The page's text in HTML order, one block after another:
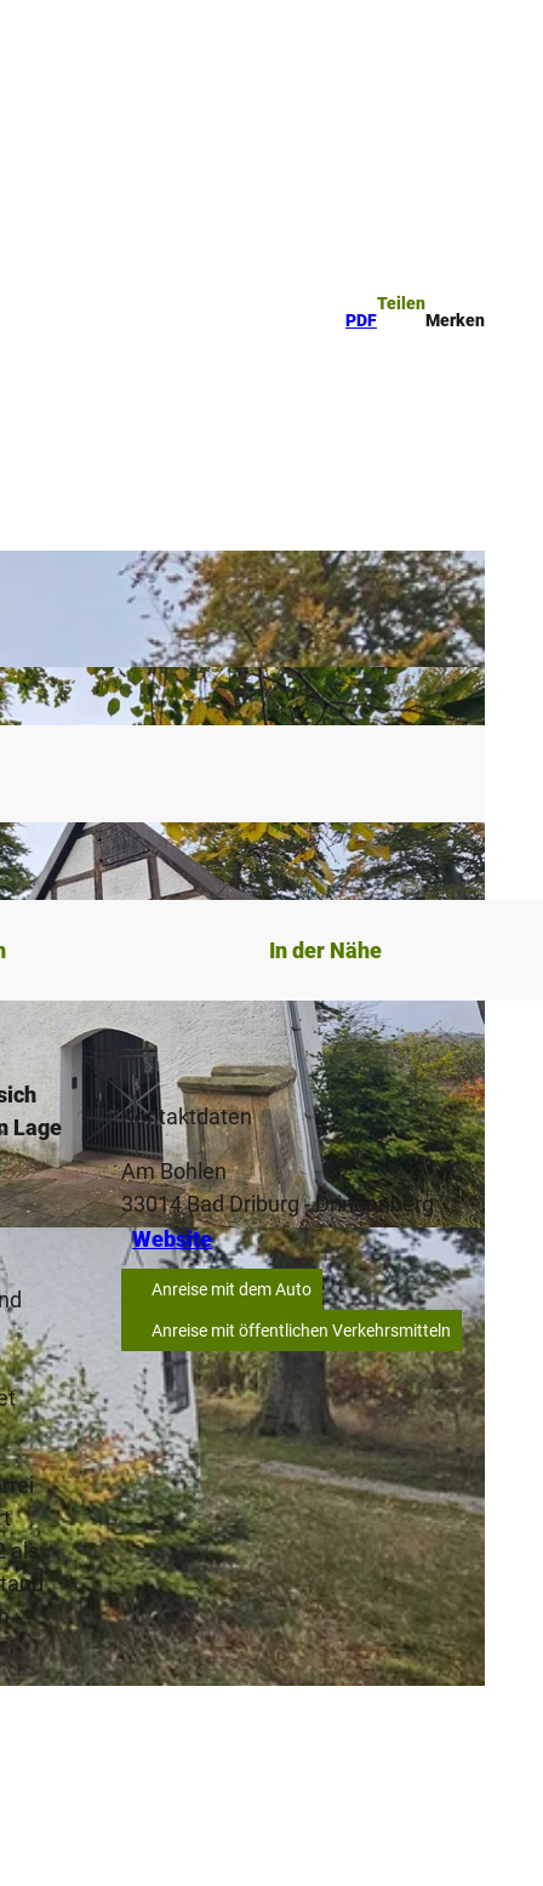
PDF
Teilen
Merken
In der Nähe
Lage
als
Kontaktdaten
Am Bohlen
33014Bad Driburg- Dringenberg
Website
Anreise mit dem Auto
Anreise mit öffentlichen Verkehrsmitteln